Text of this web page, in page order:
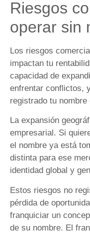
Riesgos
operar sin
Los riesgos
impactan tu
capacidad de
enfrentar conflictos,
registrado tu nombre
La expansión
empresarial. Si
el nombre ya está
distinta para ese
identidad global y
Estos riesgos no
pérdida de
franquiciar un
de su nombre. El